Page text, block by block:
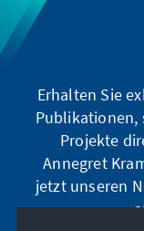
Erhalten Sie
Publikationen,
Projekte
Annegret
jetzt unseren